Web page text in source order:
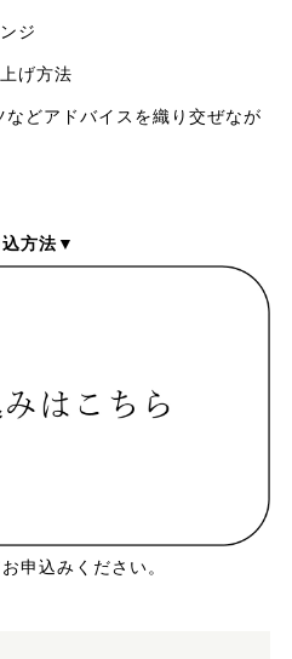
ジ
げ方法
どアドバイスを織り交ぜなが
方法▼
申込みください。